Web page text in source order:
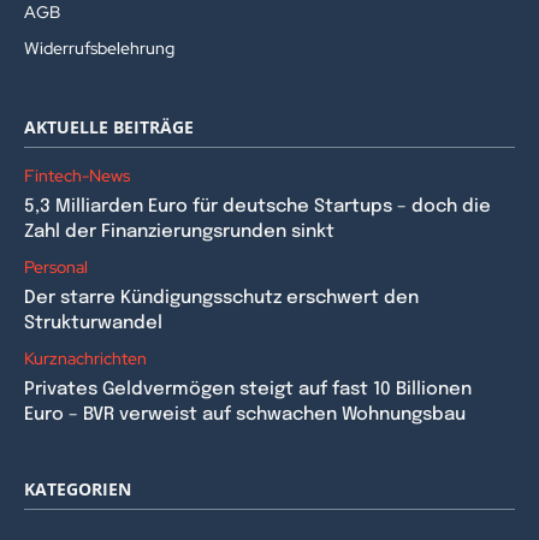
AGB
Widerrufsbelehrung
AKTUELLE BEITRÄGE
Fintech-News
5,3 Milliarden Euro für deutsche Startups – doch die
Zahl der Finanzierungsrunden sinkt
Personal
Der starre Kündigungsschutz erschwert den
Strukturwandel
Kurznachrichten
Privates Geldvermögen steigt auf fast 10 Billionen
Euro – BVR verweist auf schwachen Wohnungsbau
KATEGORIEN